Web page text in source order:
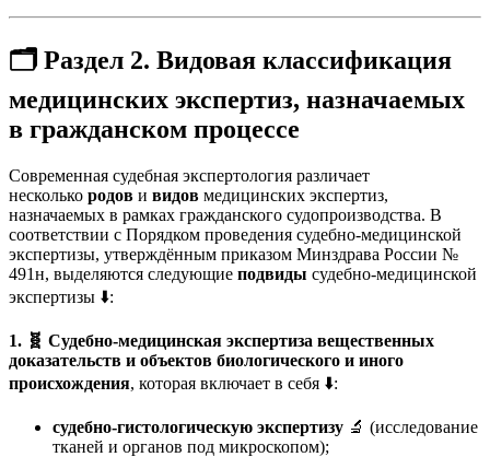
🗂️ Раздел 2. Видовая классификация
медицинских экспертиз, назначаемых
в гражданском процессе
Современная судебная экспертология различает
несколько родов и видов медицинских экспертиз,
назначаемых в рамках гражданского судопроизводства. В
соответствии с Порядком проведения судебно-медицинской
экспертизы, утверждённым приказом Минздрава России №
491н, выделяются следующие подвиды судебно-медицинской
экспертизы ⬇️:
1. 🧬 Судебно-медицинская экспертиза вещественных
доказательств и объектов биологического и иного
происхождения, которая включает в себя ⬇️:
судебно-гистологическую экспертизу 🔬 (исследование
тканей и органов под микроскопом);